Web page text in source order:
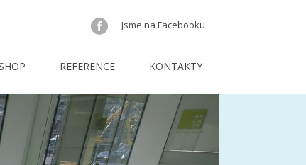
Jsme na Facebooku
REFERENCE KONTAKTY